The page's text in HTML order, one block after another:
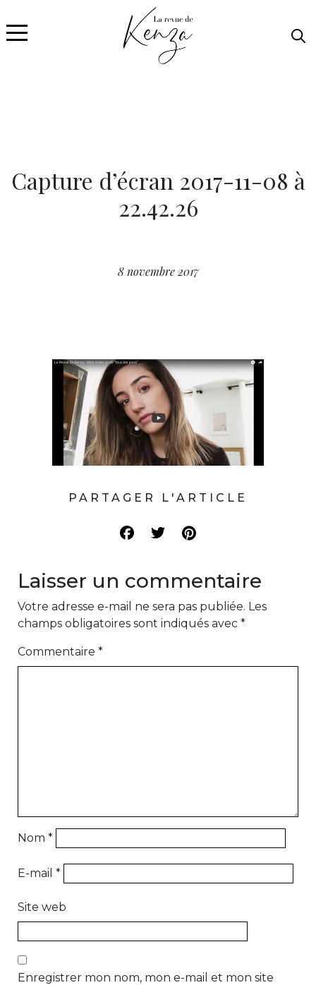
Capture d’écran 2017-11-08 à
22.42.26
8 novembre 2017
PARTAGER L'ARTICLE
Laisser un commentaire
Votre adresse e-mail ne sera pas publiée. Les
champs obligatoires sont indiqués avec *
Commentaire *
Nom *
E-mail *
Site web
Enregistrer mon nom, mon e-mail et mon site